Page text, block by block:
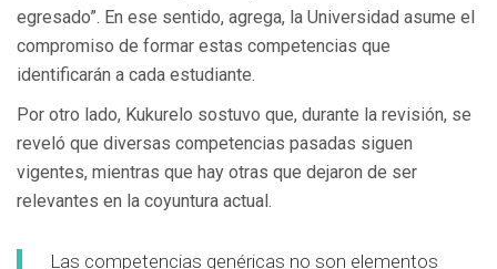
egresado”. En ese sentido, agrega, la Universidad asume el
compromiso de formar estas competencias que
identificarán a cada estudiante.
Por otro lado, Kukurelo sostuvo que, durante la revisión, se
reveló que diversas competencias pasadas siguen
vigentes, mientras que hay otras que dejaron de ser
relevantes en la coyuntura actual.
Las competencias genéricas no son elementos